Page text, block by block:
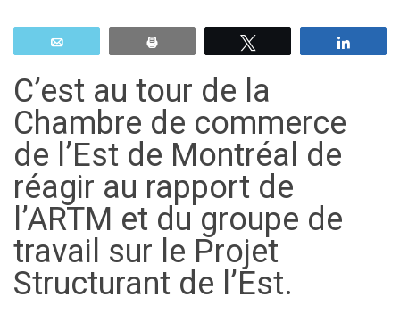
C’est au tour de la
Chambre de commerce
de l’Est de Montréal de
réagir au rapport de
l’ARTM et du groupe de
travail sur le Projet
Structurant de l’Est.